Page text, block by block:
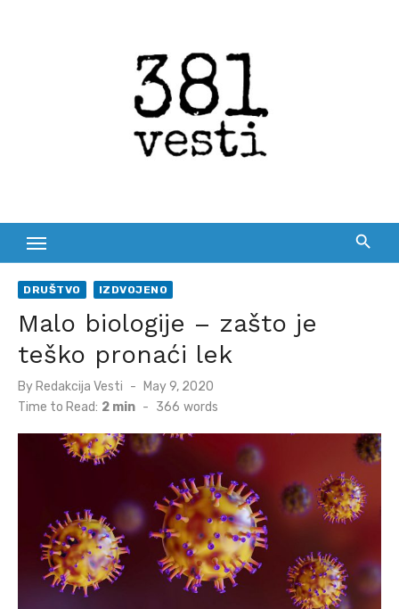
DRUŠTVO IZDVOJENO
Malo biologije – zašto je
teško pronaći lek
By Redakcija Vesti
Posted
May 9, 2020
Time to Read: 2 min - 366 words